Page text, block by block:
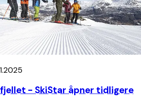
- SkiStar åpner tidligere